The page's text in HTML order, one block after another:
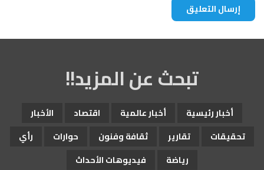
تبحث عن المزيد!!
أخبار رئيسية أخبار عالمية اقتصاد
الأخبار
تحقيقات
تقارير ثقافة وفنون حوارات
رأي
رياضة
فيديوهات الأحداث